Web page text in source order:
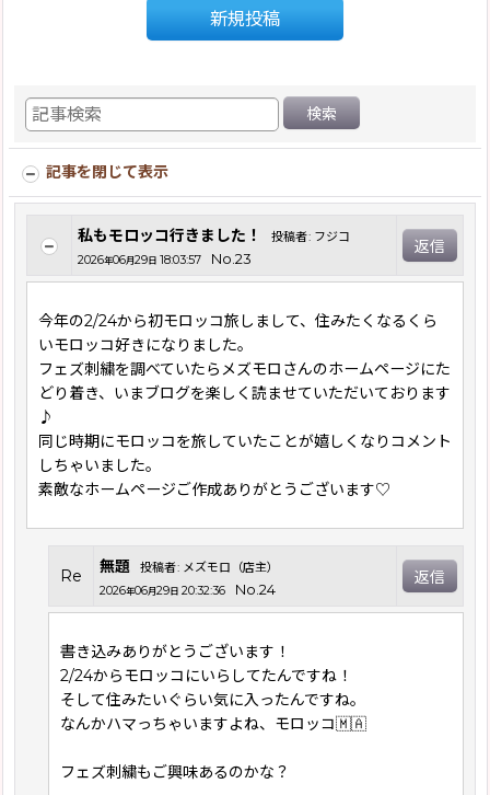
新規投稿
検索
記事を閉じて表示
私もモロッコ行きました！ 投稿者: フジコ
2026年06月29日 18:03:57 No.23
返信
今年の2/24から初モロッコ旅しまして、住みたくなるくら
いモロッコ好きになりました。
フェズ刺繍を調べていたらメズモロさんのホームページにた
どり着き、いまブログを楽しく読ませていただいております
♪
同じ時期にモロッコを旅していたことが嬉しくなりコメント
しちゃいました。
素敵なホームページご作成ありがとうございます♡
Re 無題 投稿者: メズモロ（店主）
2026年06月29日 20:32:36 No.24
返信
書き込みありがとうございます！
2/24からモロッコにいらしてたんですね！
そして住みたいぐらい気に入ったんですね。
なんかハマっちゃいますよね、モロッコ🇲🇦
フェズ刺繍もご興味あるのかな？